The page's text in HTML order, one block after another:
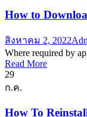
How to
สิงหาคม 2, 2022
Where required by
Read More
29
ก.ค.
How To